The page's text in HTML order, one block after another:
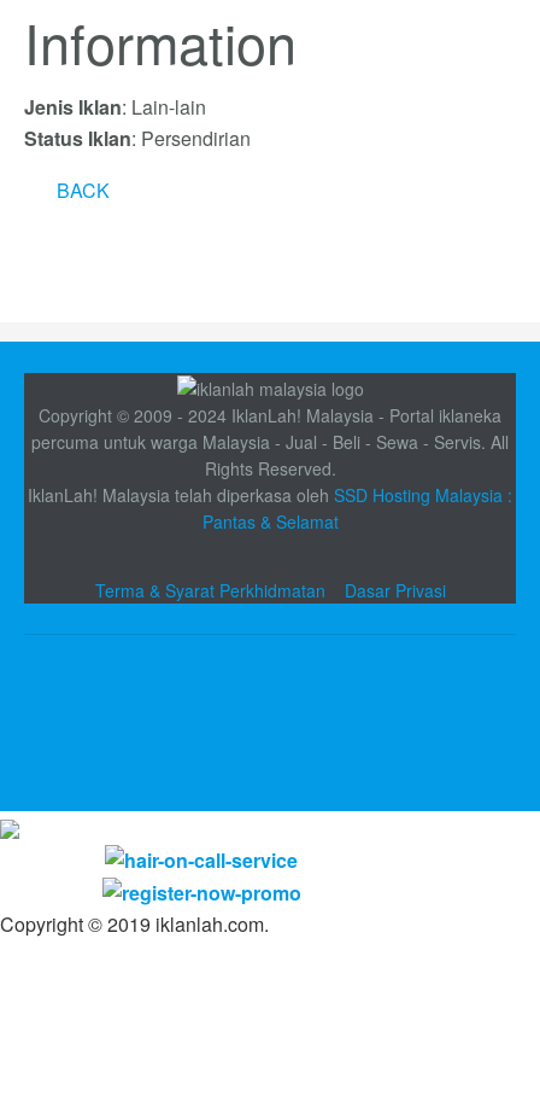
Information
Jenis Iklan: Lain-lain
Status Iklan: Persendirian
BACK
Copyright © 2009 - 2024 IklanLah! Malaysia - Portal iklaneka
percuma untuk warga Malaysia - Jual - Beli - Sewa - Servis. All
Rights Reserved.
IklanLah! Malaysia telah diperkasa oleh SSD Hosting Malaysia :
Pantas & Selamat
Terma & Syarat Perkhidmatan Dasar Privasi
Copyright © 2019 iklanlah.com.